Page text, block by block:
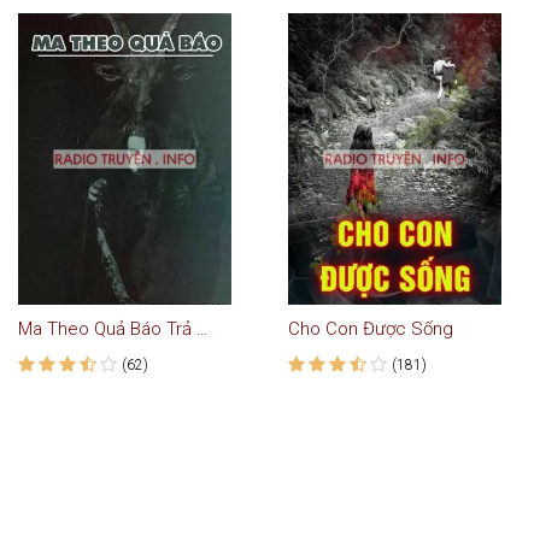
Ma Theo Quả Báo Trả Thù - Truyện Ma
(62)
Cho Con Được Sống
(181)